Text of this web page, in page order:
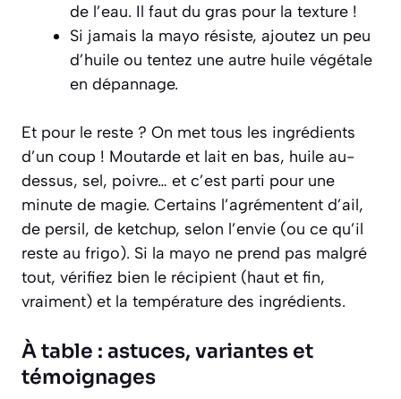
de l’eau. Il faut du gras pour la texture !
Si jamais la mayo résiste, ajoutez un peu
d’huile ou tentez une autre huile végétale
en dépannage.
Et pour le reste ? On met tous les ingrédients
d’un coup ! Moutarde et lait en bas, huile au-
dessus, sel, poivre… et c’est parti pour une
minute de magie. Certains l’agrémentent d’ail,
de persil, de ketchup, selon l’envie (ou ce qu’il
reste au frigo). Si la mayo ne prend pas malgré
tout, vérifiez bien le récipient (haut et fin,
vraiment) et la température des ingrédients.
À table : astuces, variantes et
témoignages